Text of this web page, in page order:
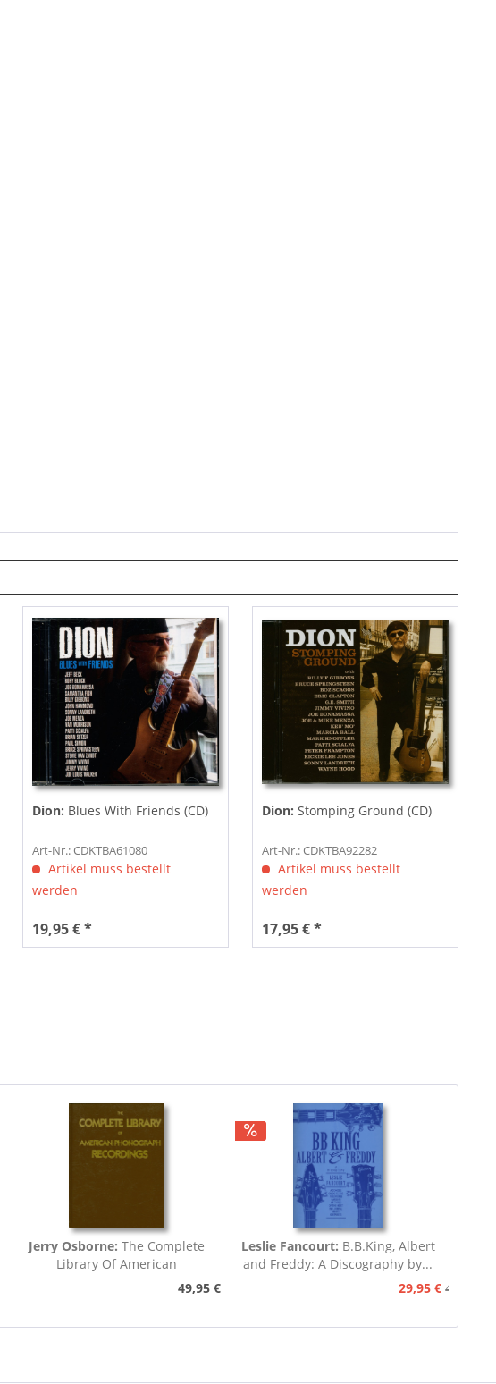
Dion: Blues With Friends (CD)
Art-Nr.: CDKTBA61080
Artikel muss bestellt
werden
19,95 € *
Dion: Stomping Ground (CD)
Art-Nr.: CDKTBA92282
Artikel muss bestellt
werden
17,95 € *
Jerry Osborne: The Complete
Library Of American
49,95 €
Leslie Fancourt: B.B.King, Albert
and Freddy: A Discography by...
29,95 € 49,95 €